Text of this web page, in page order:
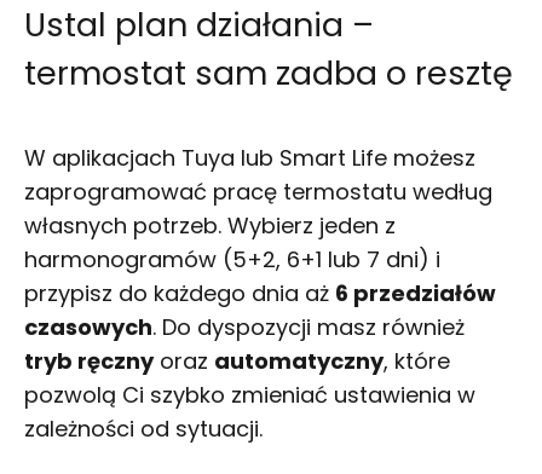
Ustal plan działania –
termostat sam zadba o resztę
W aplikacjach Tuya lub Smart Life możesz
zaprogramować pracę termostatu według
własnych potrzeb. Wybierz jeden z
harmonogramów (5+2, 6+1 lub 7 dni) i
przypisz do każdego dnia aż 6 przedziałów
czasowych. Do dyspozycji masz również
tryb ręcznyoraz automatyczny, które
pozwolą Ci szybko zmieniać ustawienia w
zależności od sytuacji.